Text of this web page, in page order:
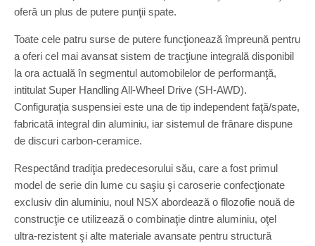
oferă un plus de putere punţii spate.
Toate cele patru surse de putere funcţionează împreună pentru
a oferi cel mai avansat sistem de tracţiune integrală disponibil
la ora actuală în segmentul automobilelor de performanţă,
intitulat Super Handling All-Wheel Drive (SH-AWD).
Configuraţia suspensiei este una de tip independent faţă/spate,
fabricată integral din aluminiu, iar sistemul de frânare dispune
de discuri carbon-ceramice.
Respectând tradiţia predecesorului său, care a fost primul
model de serie din lume cu saşiu şi caroserie confecţionate
exclusiv din aluminiu, noul NSX abordează o filozofie nouă de
construcţie ce utilizează o combinaţie dintre aluminiu, oţel
ultra-rezistent şi alte materiale avansate pentru structură